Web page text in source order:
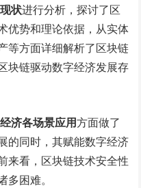
状进行分析，探讨了区
优势和理论依据，从实体
等方面详细解析了区块链
块链驱动数字经济发展存
济各场景应用方面做了
的同时，其赋能数字经济
来看，区块链技术安全性
困难。